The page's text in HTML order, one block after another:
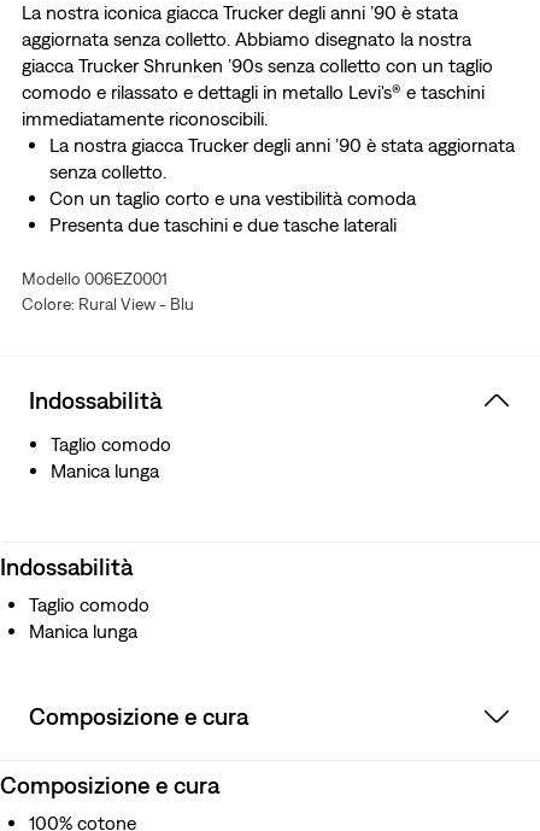
La nostra iconica giacca Trucker degli anni ’90 è stata
aggiornata senza colletto. Abbiamo disegnato la nostra
giacca Trucker Shrunken ’90s senza colletto con un taglio
comodo e rilassato e dettagli in metallo Levi's® e taschini
immediatamente riconoscibili.
La nostra giacca Trucker degli anni ’90 è stata aggiornata
senza colletto.
Con un taglio corto e una vestibilità comoda
Presenta due taschini e due tasche laterali
Modello 006EZ0001
Colore: Rural View - Blu
Indossabilità
Taglio comodo
Manica lunga
Indossabilità
Taglio comodo
Manica lunga
Composizione e cura
Composizione e cura
100% cotone